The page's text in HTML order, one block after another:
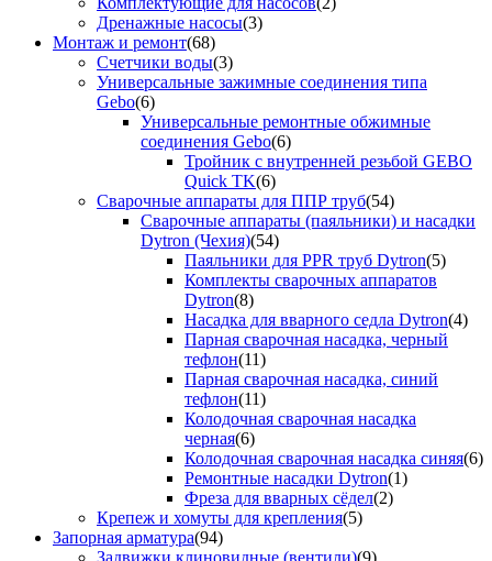
Дренажные насосы(3)
Монтаж и ремонт(68)
Счетчики воды(3)
Универсальные зажимные соединения типа
Gebo(6)
Универсальные ремонтные обжимные
соединения Gebo(6)
Тройник с внутренней резьбой GEBO
Quick TK(6)
Сварочные аппараты для ППР труб(54)
Сварочные аппараты (паяльники) и насадки
Dytron (Чехия)(54)
Паяльники для PPR труб Dytron(5)
Комплекты сварочных аппаратов
Dytron(8)
Насадка для вварного седла Dytron(4)
Парная сварочная насадка, черный
тефлон(11)
Парная сварочная насадка, синий
тефлон(11)
Колодочная сварочная насадка
черная(6)
Колодочная сварочная насадка синяя(6)
Ремонтные насадки Dytron(1)
Фреза для вварных сёдел(2)
Крепеж и хомуты для крепления(5)
Запорная арматура(94)
Задвижки клиновидные (вентили)(9)